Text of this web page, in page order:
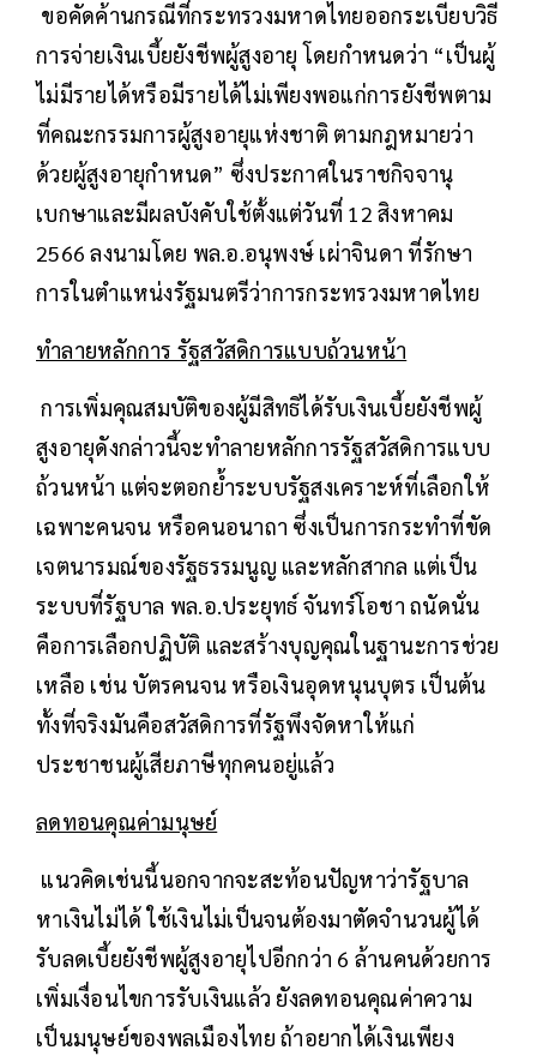
ขอคัดค้านกรณีที่กระทรวงมหาดไทยออกระเบียบวิธี
การจ่ายเงินเบี้ยยังชีพผู้สูงอายุ โดยกำหนดว่า “เป็นผู้
ไม่มีรายได้หรือมีรายได้ไม่เพียงพอแก่การยังชีพตาม
ที่คณะกรรมการผู้สูงอายุแห่งชาติ ตามกฎหมายว่า
ด้วยผู้สูงอายุกำหนด” ซึ่งประกาศในราชกิจจานุ
เบกษาและมีผลบังคับใช้ตั้งแต่วันที่ 12 สิงหาคม
2566 ลงนามโดย พล.อ.อนุพงษ์ เผ่าจินดา ที่รักษา
การในตำแหน่งรัฐมนตรีว่าการกระทรวงมหาดไทย
ทำลายหลักการ รัฐสวัสดิการแบบถ้วนหน้า
การเพิ่มคุณสมบัติของผู้มีสิทธิได้รับเงินเบี้ยยังชีพผู้
สูงอายุดังกล่าวนี้จะทำลายหลักการรัฐสวัสดิการแบบ
ถ้วนหน้า แต่จะตอกย้ำระบบรัฐสงเคราะห์ที่เลือกให้
เฉพาะคนจน หรือคนอนาถา ซึ่งเป็นการกระทำที่ขัด
เจตนารมณ์ของรัฐธรรมนูญ และหลักสากล แต่เป็น
ระบบที่รัฐบาล พล.อ.ประยุทธ์ จันทร์โอชา ถนัดนั่น
คือการเลือกปฏิบัติ และสร้างบุญคุณในฐานะการช่วย
เหลือ เช่น บัตรคนจน หรือเงินอุดหนุนบุตร เป็นต้น
ทั้งที่จริงมันคือสวัสดิการที่รัฐพึงจัดหาให้แก่
ประชาชนผู้เสียภาษีทุกคนอยู่แล้ว
ลดทอนคุณค่ามนุษย์
แนวคิดเช่นนี้นอกจากจะสะท้อนปัญหาว่ารัฐบาล
หาเงินไม่ได้ ใช้เงินไม่เป็นจนต้องมาตัดจำนวนผู้ได้
รับลดเบี้ยยังชีพผู้สูงอายุไปอีกกว่า 6 ล้านคนด้วยการ
เพิ่มเงื่อนไขการรับเงินแล้ว ยังลดทอนคุณค่าความ
เป็นมนุษย์ของพลเมืองไทย ถ้าอยากได้เงินเพียง